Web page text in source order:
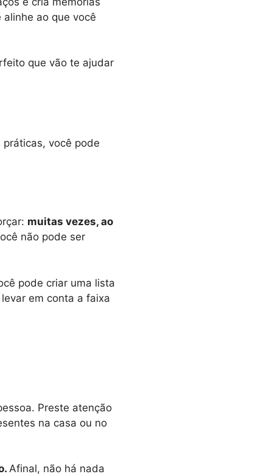
ao que você
que vão te ajudar
você pode
muitas vezes, ao
não pode ser
pode criar uma lista
em conta a faixa
Preste atenção
na casa ou no
Afinal, não há nada